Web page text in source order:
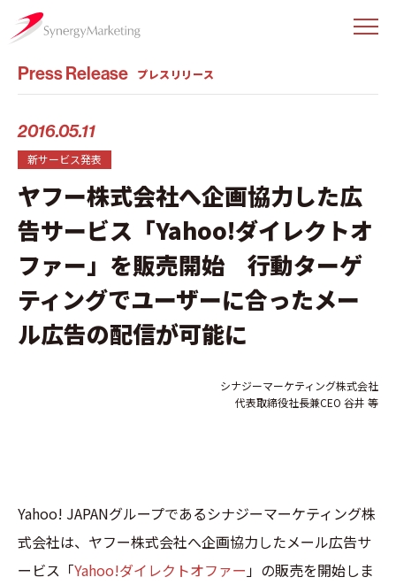
Press Release プレスリリース
ヤフー株式会社へ企画協力した広
告サービス「Yahoo!ダイレクトオ
ファー」を販売開始 行動ターゲ
ティングでユーザーに合ったメー
ル広告の配信が可能に
2016.05.11
新サービス発表
シナジーマーケティング株式会社
代表取締役社長兼CEO 谷井 等
Yahoo! JAPANグループであるシナジーマーケティング株
式会社は、ヤフー株式会社へ企画協力したメール広告サ
ービス「Yahoo!ダイレクトオファー」の販売を開始しま